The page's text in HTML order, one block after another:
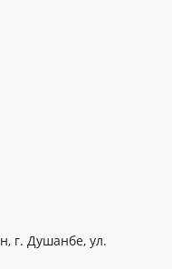
г. Душанбе, ул.